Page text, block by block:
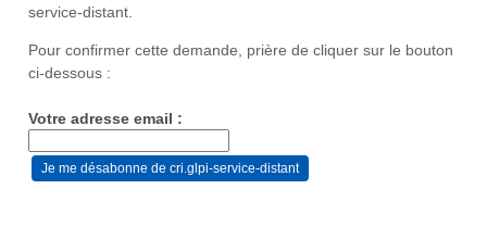
service-distant.
Pour confirmer cette demande, prière de cliquer sur le bouton
ci-dessous :
Votre adresse email :